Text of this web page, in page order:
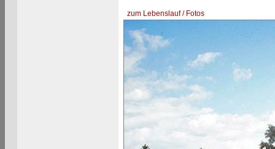
zum Lebenslauf / Fotos